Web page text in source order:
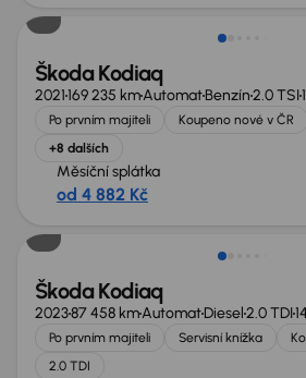
Škoda Kodiaq
2021169 235 kmAutomatBenzín2.0 TSI
Po prvním majiteli Koupeno nové v ČR
+8 dalších
Měsíční splátka
od 4 882 Kč
Nově v nabídce
Škoda Kodiaq
202387 458 kmAutomatDiesel2.0 TDI
Po prvním majiteli Servisní knížka
2.0 TDI